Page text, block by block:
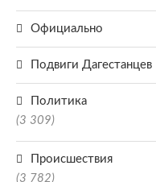
Официально
Подвиги Дагестанцев
Политика
(3 309)
Происшествия
(3 782)